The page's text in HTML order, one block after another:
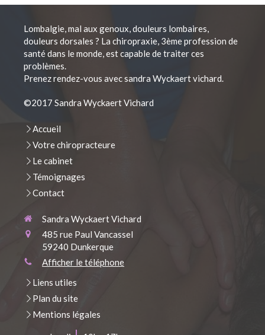
Lombalgie, mal aux genoux, douleurs lombaires,
douleurs dorsales ? La chiropraxie, 3ème profession de
santé dans le monde, est capable de traiter ces
problèmes.
Prenez rendez-vous avec sandra Wyckaert vichard.
©2017 Sandra Wyckaert Vichard
Accueil
Votre chiropracteure
Le cabinet
Témoignages
Contact
Sandra Wyckaert Vichard
485 rue Paul Vancassel
59240 Dunkerque
Afficher le téléphone
Liens utiles
Plan du site
Mentions légales